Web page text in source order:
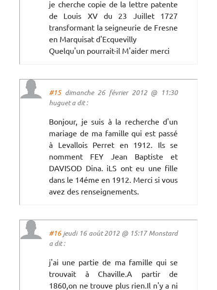
je cherche copie de la lettre patente
de Louis XV du 23 Juillet 1727
transformant la seigneurie de Fresne
en Marquisat d'Ecquevilly
Quelqu'un pourrait-il M'aider merci
#15dimanche 26 février 2012 @ 11:30
huguet a dit :
Bonjour, je suis à la recherche d'un
mariage de ma famille qui est passé
à Levallois Perret en 1912. Ils se
nomment FEY Jean Baptiste et
DAVISOD Dina. iLS ont eu une fille
dans le 14éme en 1912. Merci si vous
avez des renseignements.
#16jeudi 16 août 2012 @ 15:17 Monstard
a dit :
j'ai une partie de ma famille qui se
trouvait à Chaville.A partir de
1860,on ne trouve plus rien.Il n'y a ni